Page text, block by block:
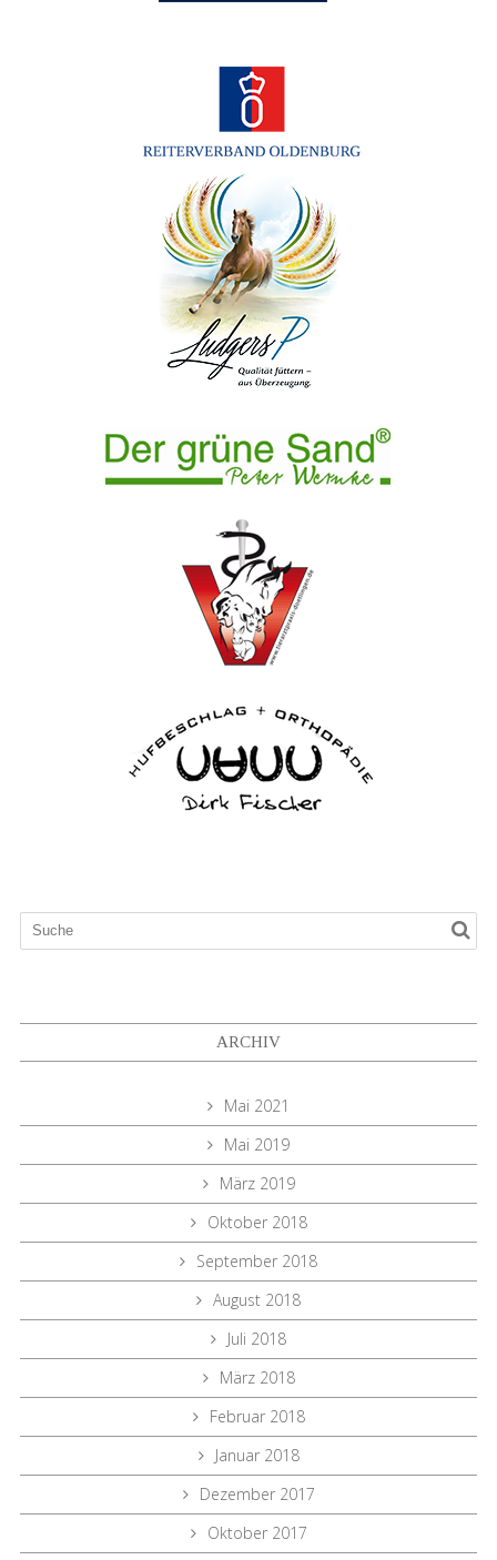
ARCHIV
Mai 2021
Mai 2019
März 2019
Oktober 2018
September 2018
August 2018
Juli 2018
März 2018
Februar 2018
Januar 2018
Dezember 2017
Oktober 2017